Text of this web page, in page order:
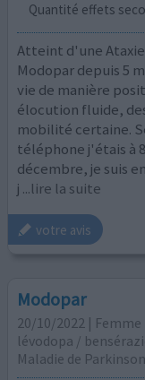
Quantité effets
Atteint d'une
Modopar depuis 5
vie de manière
élocution fluide,
mobilité certaine.
téléphone j'étais à
décembre, je suis
j ...lire la suite
votre avis
Modopar
20/10/2022 | Femme
lévodopa /
Maladie de Parkinson